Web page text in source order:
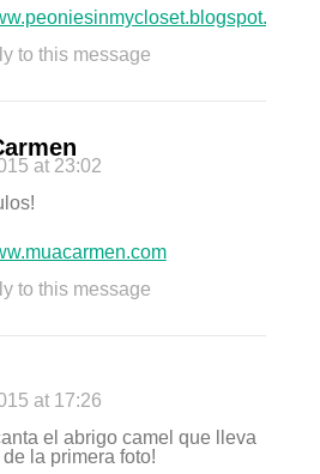
to this message
at 23:02
to this message
at 17:26
el abrigo camel que lleva
de la primera foto!